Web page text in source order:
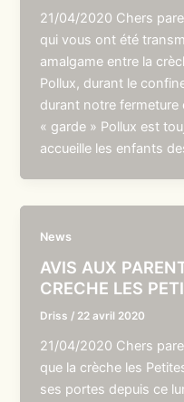
21/04/2020 Chers
qui vous ont été
amalgame entre la
Pollux, durant le
durant notre fermeture
« garde » Pollux est
accueille les enfants
News
AVIS AUX
CRECHE LES
Driss / 22 avril 2020
21/04/2020 Chers
que la crèche les
ses portes depuis ce